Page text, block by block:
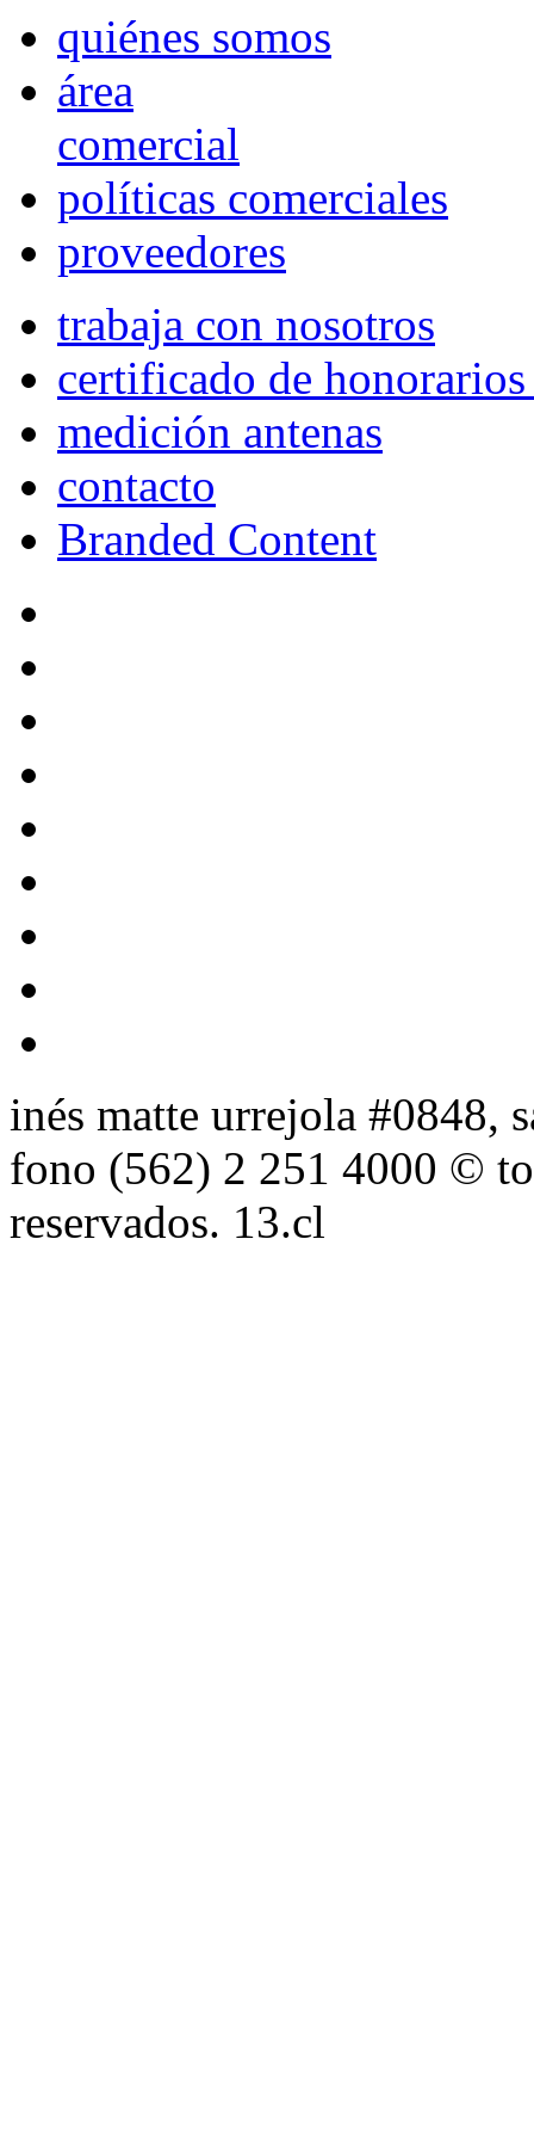
quiénes somos
área
comercial
políticas comerciales
proveedores
trabaja con nosotros
certificado de
medición antenas
contacto
Branded Content
inés matte urrejola #0848,
fono (562) 2 251 4000 ©
reservados. 13.cl